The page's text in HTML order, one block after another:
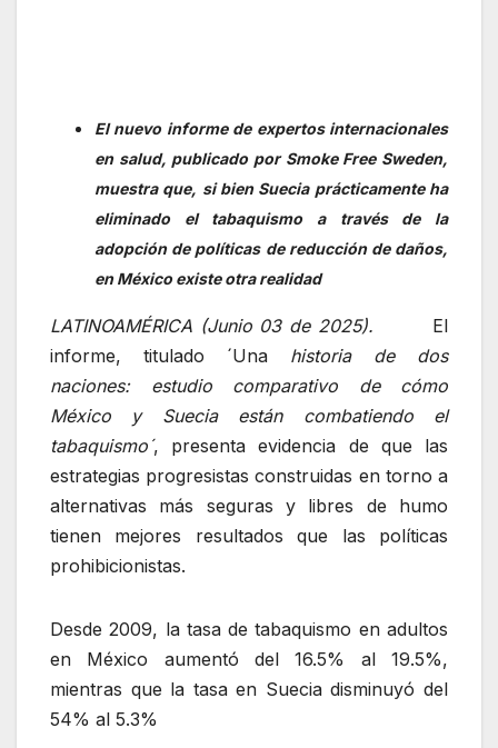
El nuevo informe de expertos internacionales
en salud, publicado por Smoke Free Sweden,
muestra que, si bien Suecia prácticamente ha
eliminado el tabaquismo a través de la
adopción de políticas de reducción de daños,
en México existe otra realidad
LATINOAMÉRICA (Junio 03 de 2025). El
informe, titulado ´Una historia de dos
naciones: estudio comparativo de cómo
México y Suecia están combatiendo el
tabaquismo´, presenta evidencia de que las
estrategias progresistas construidas en torno a
alternativas más seguras y libres de humo
tienen mejores resultados que las políticas
prohibicionistas.
Desde 2009, la tasa de tabaquismo en adultos
en México aumentó del 16.5% al 19.5%,
mientras que la tasa en Suecia disminuyó del
54% al 5.3%